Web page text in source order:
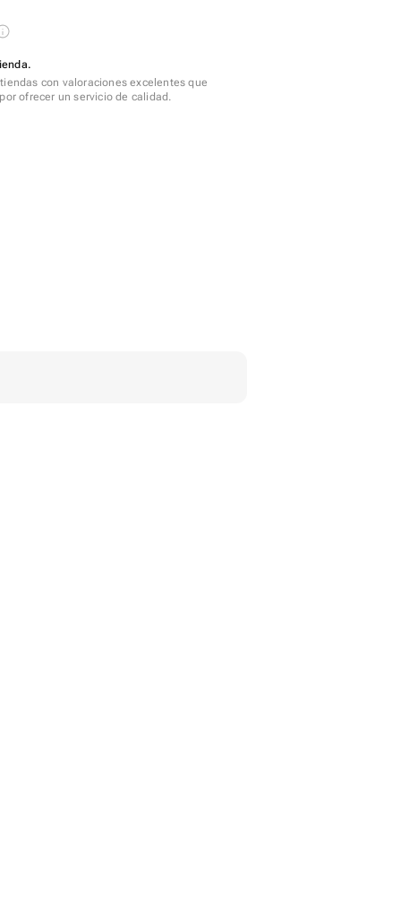
con valoraciones excelentes que
ofrecer un servicio de calidad.